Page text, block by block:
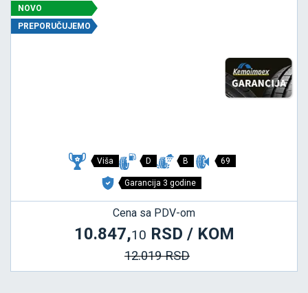
NOVO
PREPORUČUJEMO
Viša D B 69
Garancija 3 godine
Cena sa PDV-om
10.847,10 RSD / KOM
12.019 RSD